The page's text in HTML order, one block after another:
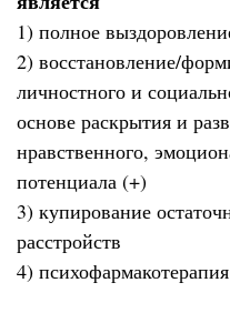
1) полное
2) восстановление/
личностного и
основе раскрытия и
нравственного,
потенциала (+)
3) купирование
расстройств
4)